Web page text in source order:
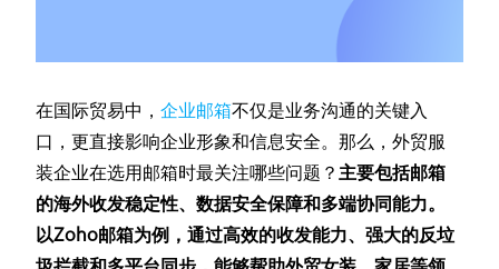
在国际贸易中，企业邮箱不仅是业务沟通的关键入
口，更直接影响企业形象和信息安全。那么，外贸服
装企业在选用邮箱时最关注哪些问题？主要包括邮箱
的海外收发稳定性、数据安全保障和多端协同能力。
以Zoho邮箱为例，通过高效的收发能力、强大的反垃